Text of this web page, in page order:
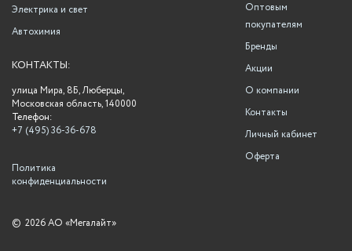
Оптовым
покупателям
Бренды
Акции
О компании
Контакты
Личный кабинет
Оферта
Электрика и свет
Автохимия
КОНТАКТЫ:
улица Мира, 8Б, Люберцы,
Московская область, 140000
Телефон:
+7 (495) 36-36-678
Политика
конфиденциальности
© 2026 АО «Мегалайт»